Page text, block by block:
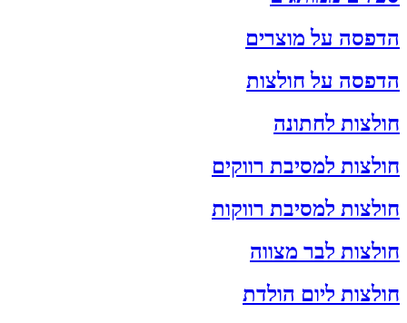
הדפסה על מוצרים
הדפסה על חולצות
חולצות לחתונה
חולצות למסיבת רווקים
חולצות למסיבת רווקות
חולצות לבר מצווה
חולצות ליום הולדת